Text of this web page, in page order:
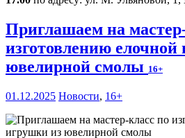
Приглашаем на
изготовлению
ювелирной смолы 16+
01.12.2025 Новости, 16+